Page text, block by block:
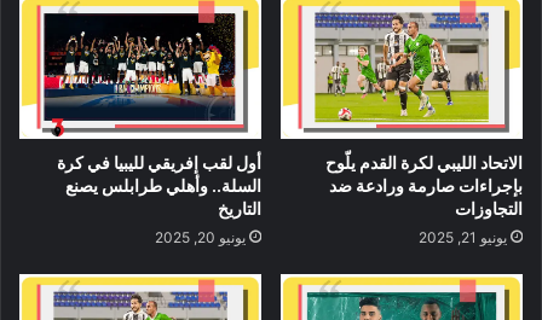
الاتحاد الليبي لكرة القدم يلّوح
بإجراءات صارمة ورادعة ضد
التجاوزات
يونيو 21, 2025
أول لقب إفريقي لليبيا في كرة
السلة.. وأهلي طرابلس يصنع
التاريخ
يونيو 20, 2025